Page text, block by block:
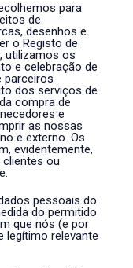
para
de
desenhos e
o Registo de
utilizamos os
e celebração de
dos serviços de
compra de
e
as nossas
e externo. Os
evidentemente,
ou
pessoais do
do permitido
que nós (e por
legítimo relevante